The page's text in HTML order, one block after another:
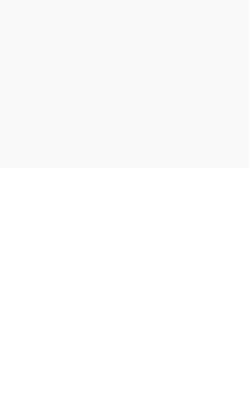
Perbaikan
Teknik
Diutamakan
teknisi
manufaktur